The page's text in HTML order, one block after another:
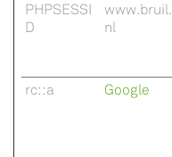
PHPSESSI
D
www.bruil.
nl
rc::a Google